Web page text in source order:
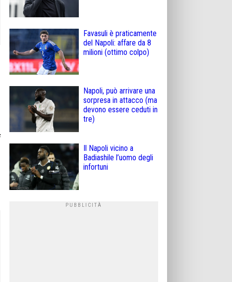
Favasuli è praticamente
del Napoli: affare da 8
milioni (ottimo colpo)
Napoli, può arrivare una
sorpresa in attacco (ma
devono essere ceduti in
tre)
Il Napoli vicino a
Badiashile l’uomo degli
infortuni